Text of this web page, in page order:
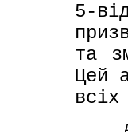
5-
та
Цей